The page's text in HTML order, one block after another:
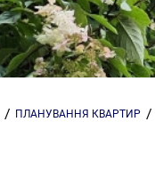
ПЛАНУВАННЯ КВАРТИР